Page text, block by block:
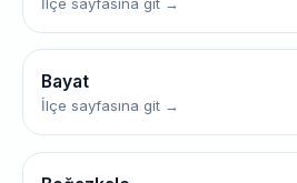
Bayat
İlçe sayfasına git →